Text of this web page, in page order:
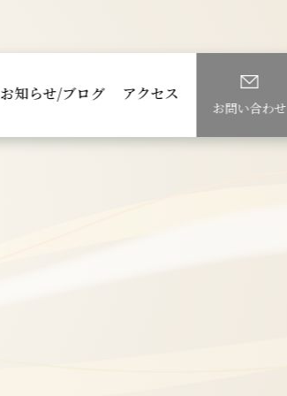
お知らせ/ブログ アクセス
お問い合わせ